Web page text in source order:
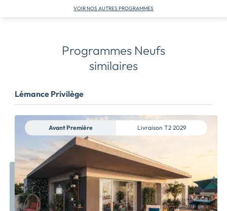
VOIR NOS AUTRES PROGRAMMES
Programmes Neufs
similaires
Lémance Privilège
Avant Première Livraison T2 2029